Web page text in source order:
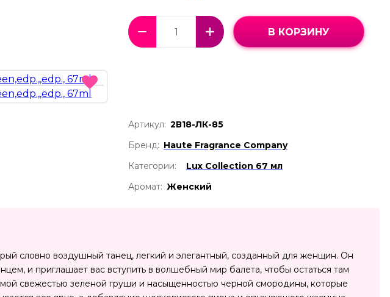
В КОРЗИНУ
Артикул: 2В18-ЛК-85
Бренд: Haute Fragrance Company
Категории:
Lux Collection 67 мл
Аромат: Женский
словно воздушный танец, легкий и элегантный, созданный для женщин. Он
и приглашает вас вступить в волшебный мир балета, чтобы остаться там
свежестью зеленой груши и насыщенностью черной смородины, которые